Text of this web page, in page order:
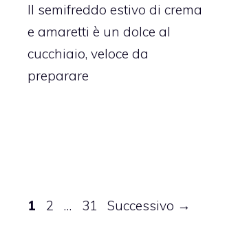
Il semifreddo estivo di crema
e amaretti è un dolce al
cucchiaio, veloce da
preparare
Pagina
1 Pagina
2 … Pagina
31 Successivo →